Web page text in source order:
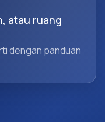
atau ruang
dengan panduan